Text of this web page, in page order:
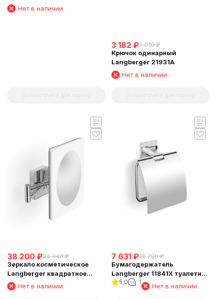
Нет в наличии
3 182 ₽7 010 ₽
Крючок одинарный
Langberger 21931A
Нет в наличии
38 200 ₽84 040 ₽
Зеркало косметическое
Langberger квадратное
поворотное с подсветкой
73485
Нет в наличии
7 631 ₽16 790 ₽
Бумагодержатель
Langberger 11841X туалетной
бумаги с крышкой
5.0 1
Нет в наличии